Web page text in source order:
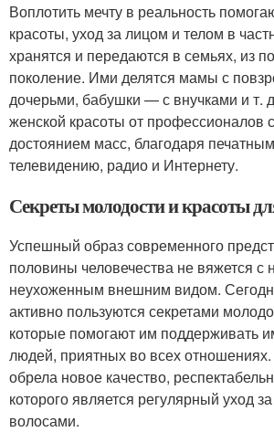
Воплотить мечту в реальность
красоты, уход за лицом и телом в
хранятся и передаются в семьях, из
поколение. Ими делятся мамы с
дочерьми, бабушки — с внучками и т.
женской красоты от профессионалов
достоянием масс, благодаря
телевидению, радио и Интернету.
Секреты молодости и красоты
Успешный образ современного
половины человечества не вяжется с
неухоженным внешним видом.
активно пользуются секретами
которые помогают им поддерживать
людей, приятных во всех
обрела новое качество,
которого является регулярный уход
волосами.